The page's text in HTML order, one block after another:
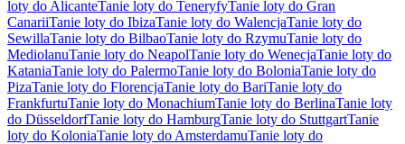
loty do AlicanteTanie loty do TeneryfyTanie loty do Gran
CanariiTanie loty do IbizaTanie loty do WalencjaTanie loty do
SewillaTanie loty do BilbaoTanie loty do RzymuTanie loty do
MediolanuTanie loty do NeapolTanie loty do WenecjaTanie loty do
KataniaTanie loty do PalermoTanie loty do BoloniaTanie loty do
PizaTanie loty do FlorencjaTanie loty do BariTanie loty do
FrankfurtuTanie loty do MonachiumTanie loty do BerlinaTanie loty
do DüsseldorfTanie loty do HamburgTanie loty do StuttgartTanie
loty do KoloniaTanie loty do AmsterdamuTanie loty do